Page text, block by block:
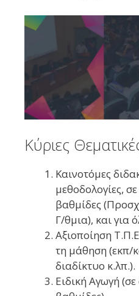
Κύριες
Καινοτόμες
μεθοδολογίες, σε
βαθμίδες
Γ/θμια), και για
Αξιοποίηση
τη μάθηση (εκπ/
διαδίκτυο κ.λπ.).
Ειδική Αγωγή (σε